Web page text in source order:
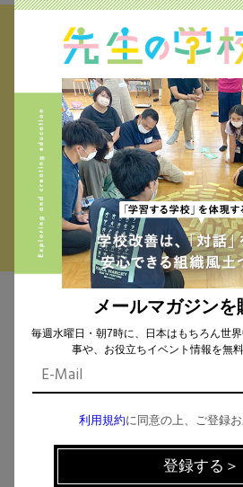
校種から探す テーマ
小学校 (293) 中学校 (261) 高校
特別支援 (11) 大学・専門学校 (17)
民間企業 (63) 公立 (347)
オルタナティブスクール (18)
MAIL MAGAZINE
イベント、記事などの最新情
について同意し
メールマガジンを
毎週水曜日・朝7時に、日本はもちろん世
事や、お役立ちイベント情報を無
利用規約に同意の上、ご登録